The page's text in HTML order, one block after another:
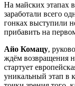
На майских этапах
заработали всего
гонках выступили
прибавить на
Айо Комацу,
ждём возвращения
стартует
уникальный этап в